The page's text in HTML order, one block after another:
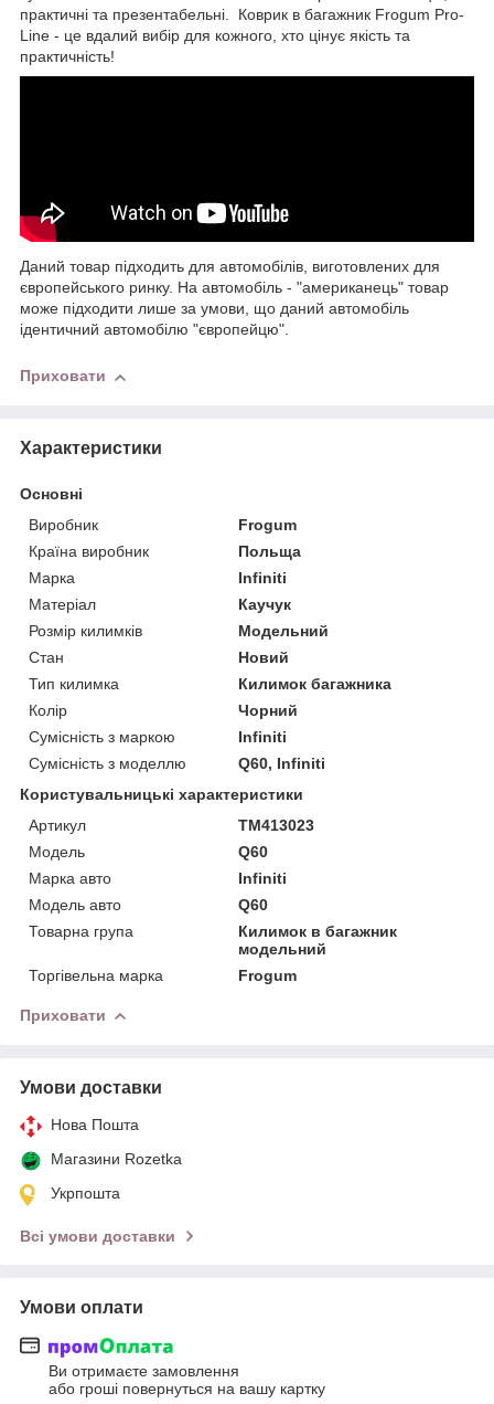
практичні та презентабельні. Коврик в багажник Frogum Pro-
Line - це вдалий вибір для кожного, хто цінує якість та
практичність!
Даний товар підходить для автомобілів, виготовлених для
європейського ринку. На автомобіль - "американець" товар
може підходити лише за умови, що даний автомобіль
ідентичний автомобілю "європейцю".
Приховати
Характеристики
Основні
Виробник
Frogum
Країна виробник
Польща
Марка
Infiniti
Матеріал
Каучук
Розмір килимків
Модельний
Стан
Новий
Тип килимка
Килимок багажника
Колір
Чорний
Сумісність з маркою
Infiniti
Сумісність з моделлю
Q60, Infiniti
Користувальницькі характеристики
Артикул
TM413023
Мoдель
Q60
Марка авто
Infiniti
Модель авто
Q60
Товарна група
Килимок в багажник
модельний
Торгівельна марка
Frogum
Приховати
Умови доставки
Нова Пошта
Магазини Rozetka
Укрпошта
Всі умови доставки
Умови оплати
Ви отримаєте замовлення
або гроші повернуться на вашу картку